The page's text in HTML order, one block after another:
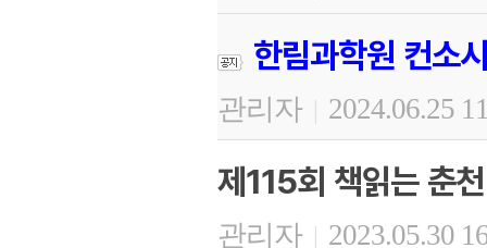
한림과학원 컨소
관리자 | 2024.06.25
제115회 책읽는 춘천
관리자 | 2023.05.30